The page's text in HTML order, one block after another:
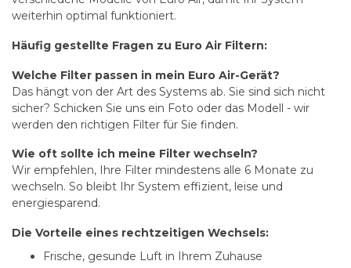
weiterhin optimal funktioniert.
Häufig gestellte Fragen zu Euro Air Filtern:
Welche Filter passen in mein Euro Air-Gerät?
Das hängt von der Art des Systems ab. Sie sind sich nicht
sicher? Schicken Sie uns ein Foto oder das Modell - wir
werden den richtigen Filter für Sie finden.
Wie oft sollte ich meine Filter wechseln?
Wir empfehlen, Ihre Filter mindestens alle 6 Monate zu
wechseln. So bleibt Ihr System effizient, leise und
energiesparend.
Die Vorteile eines rechtzeitigen Wechsels:
Frische, gesunde Luft in Ihrem Zuhause